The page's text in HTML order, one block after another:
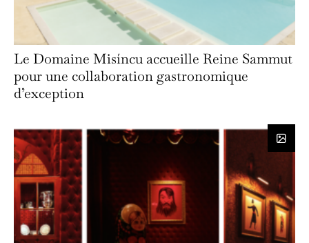
Le Domaine Misíncu accueille Reine Sammut
pour une collaboration gastronomique
d’exception